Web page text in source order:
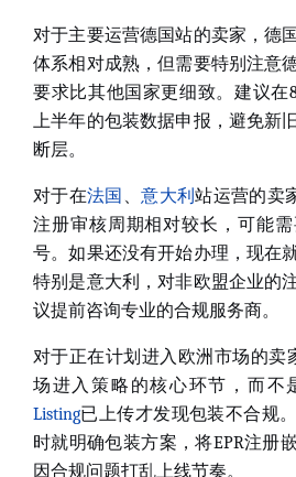
对于主要运营德国站的卖家 ，德
体系相对成熟，但需要特别注意
要求比其他国家更细致。建议在
上半年的包装数据申报，避免新
断层。
对于在法国 、意大利站运营的卖
注册审核周期相对较长，可能
号。如果还没有开始办理，现在
特别是意大利，对非欧盟企业的
议提前咨询专业的合规服务商。
对于正在计划进入欧洲市场的卖
场进入策略的核心环节，而不
Listing已上传才发现包装不合规
时就明确包装方案，将EPR注册
因合规问题打乱上线节奏。